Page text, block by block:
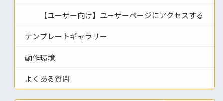
【ユーザー向け】ユーザーページにアクセスする
テンプレートギャラリー
動作環境
よくある質問